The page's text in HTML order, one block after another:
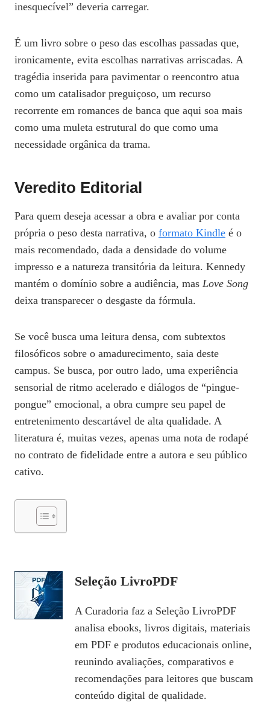
inesquecível” deveria carregar.
É um livro sobre o peso das escolhas passadas que,
ironicamente, evita escolhas narrativas arriscadas. A
tragédia inserida para pavimentar o reencontro atua
como um catalisador preguiçoso, um recurso
recorrente em romances de banca que aqui soa mais
como uma muleta estrutural do que como uma
necessidade orgânica da trama.
Veredito Editorial
Para quem deseja acessar a obra e avaliar por conta
própria o peso desta narrativa, o formato Kindle é o
mais recomendado, dada a densidade do volume
impresso e a natureza transitória da leitura. Kennedy
mantém o domínio sobre a audiência, mas Love Song
deixa transparecer o desgaste da fórmula.
Se você busca uma leitura densa, com subtextos
filosóficos sobre o amadurecimento, saia deste
campus. Se busca, por outro lado, uma experiência
sensorial de ritmo acelerado e diálogos de “pingue-
pongue” emocional, a obra cumpre seu papel de
entretenimento descartável de alta qualidade. A
literatura é, muitas vezes, apenas uma nota de rodapé
no contrato de fidelidade entre a autora e seu público
cativo.
Seleção LivroPDF
A Curadoria faz a Seleção LivroPDF
analisa ebooks, livros digitais, materiais
em PDF e produtos educacionais online,
reunindo avaliações, comparativos e
recomendações para leitores que buscam
conteúdo digital de qualidade.